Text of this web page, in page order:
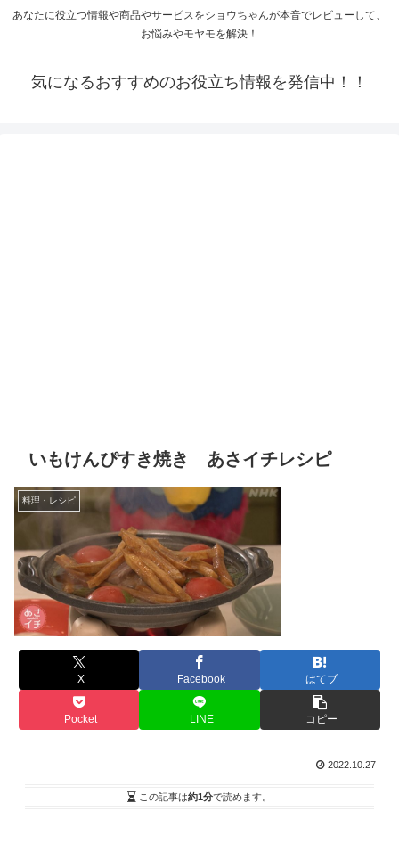
あなたに役立つ情報や商品やサービスをショウちゃんが本音でレビューして、
お悩みやモヤモを解決！
気になるおすすめのお役立ち情報を発信中！！
いもけんぴすき焼き あさイチレシピ
料理・レシピ
X Facebook はてブ
Pocket LINE コピー
2022.10.27
この記事は約1分で読めます。